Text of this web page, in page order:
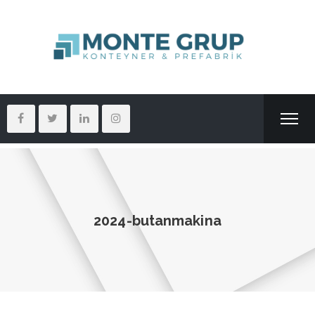
2024-butanmakina